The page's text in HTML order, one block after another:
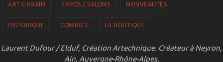
ART URBAIN EXPOS / SALONS NOUVEAUTÉS
HISTORIQUE CONTACT LA BOUTIQUE
Laurent Dufour / Elduf, Création Artechnique. Créateur à Neyron,
Ain, Auvergne-Rhône-Alpes.